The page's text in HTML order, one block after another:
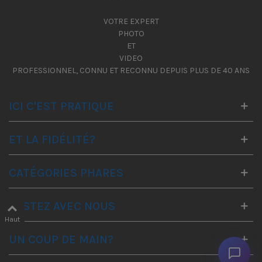
VOTRE EXPERT
PHOTO
ET
VIDEO
PROFESSIONNEL, CONNU ET RECONNU DEPUIS PLUS DE 40 ANS
ICI C'EST PRATIQUE
ET LA FIDÉLITÉ?
CATÉGORIES PHARES
RESTEZ AVEC NOUS
UN COUP DE MAIN?
Haut